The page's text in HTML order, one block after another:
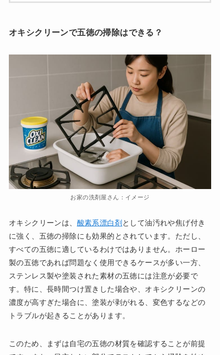
オキシクリーンで五徳の掃除はできる？
お家の洗剤屋さん：イメージ
オキシクリーンは、 酸素系漂白剤 として油汚れや焦げ付き
に強く、五徳の掃除にも効果的とされています。ただし、
すべての五徳に適しているわけではありません。ホーロー
製の五徳であれば問題なく使用できるケースが多い一方、
ステンレス製や塗装された素材の五徳には注意が必要で
す。特に、長時間つけ置きした場合や、オキシクリーンの
濃度が高すぎた場合に、塗装が剥がれる、変色するなどの
トラブルが起きることがあります。
このため、まずは自宅の五徳の材質を確認することが前提